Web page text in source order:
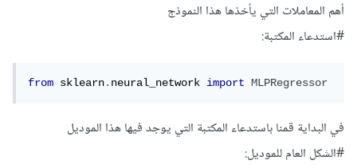
أهم المعاملات التي يأخذها هذا النموذج
#استدعاء المكتبة:
from sklearn.neural_network import MLPRegressor
في البداية قمنا باستدعاء المكتبة التي يوجد فيها هذا الموديل
#الشكل العام للموديل: